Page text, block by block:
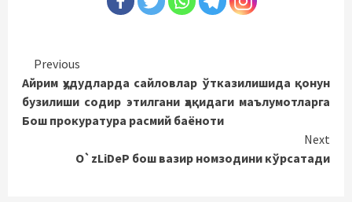
Continue
Reading
Previous
Айрим ҳудудларда сайловлар ўтказилишида қонун
бузилиши содир этилгани ҳақидаги маълумотларга
Бош прокуратура расмий баёноти
Next
O`zLiDeP бош вазир номзодини кўрсатади